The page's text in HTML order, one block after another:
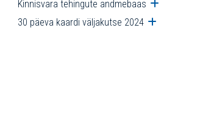
Kinnisvara tehingute andmebaas Ava
30 päeva kaardi väljakutse 2024 Ava